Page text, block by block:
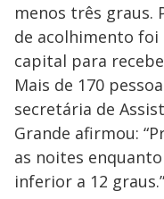
menos três graus.
de acolhimento
capital para
Mais de 170
secretária de
Grande afirmou:
as noites
inferior a 12 graus.”